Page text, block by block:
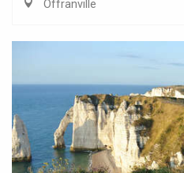
Offranville